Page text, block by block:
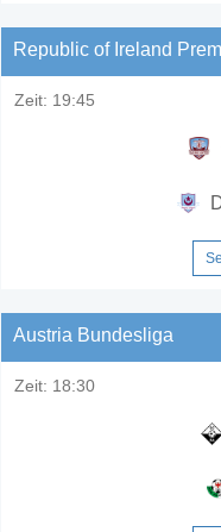
Republic of Ireland
Zeit: 19:45
Austria Bundesliga
Zeit: 18:30